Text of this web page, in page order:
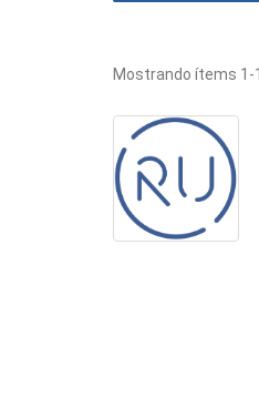
Mostrando ítems 1-